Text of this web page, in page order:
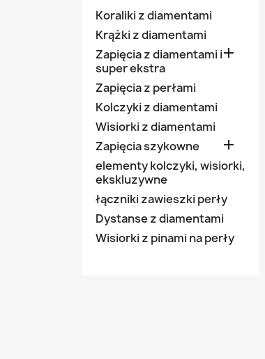
Koraliki z diamentami
Krążki z diamentami
Zapięcia z diamentami i
super ekstra

Zapięcia z perłami
Kolczyki z diamentami
Wisiorki z diamentami
Zapięcia szykowne

elementy kolczyki, wisiorki,
ekskluzywne
łączniki zawieszki perły
Dystanse z diamentami
Wisiorki z pinami na perły